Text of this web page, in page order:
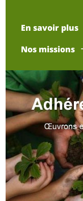
En savoir plus
Nos missions